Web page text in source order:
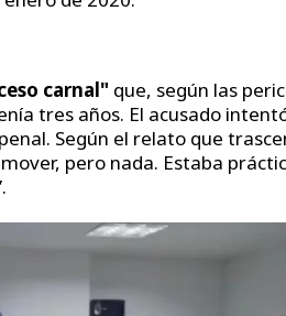
carnal" que, según las
tres años. El acusado
Según el relato que
pero nada. Estaba